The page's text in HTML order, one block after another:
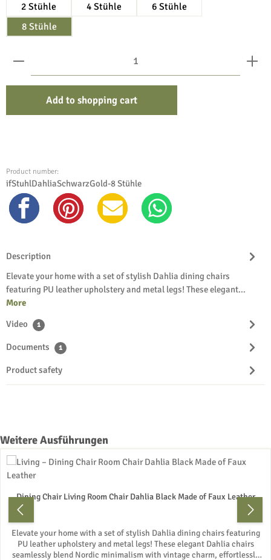
2 Stühle 4 Stühle
6 Stühle
8 Stühle
Product Quantity: Enter the desired amount or use the
Add to shopping cart
Product number:
ifStuhlDahliaSchwarzGold-8 Stühle
Description
Elevate your home with a set of stylish Dahlia dining chairs
featuring PU leather upholstery and metal legs! These elegant…
More
Video
1
Documents 1
Product safety
Skip product gallery
Weitere Ausführungen
Dining Chair Living Room Chair Dahlia Black Made of Faux Leather
Elevate your home with a set of stylish Dahlia dining chairs featuring
PU leather upholstery and metal legs! These elegant Dahlia chairs
seamlessly blend Nordic minimalism with vintage charm, effortlessly